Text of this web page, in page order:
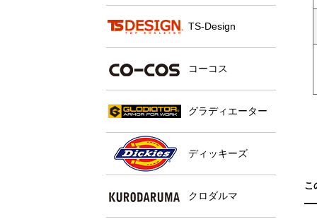
TS-Design
コーコス
グラディエーター
ディッキーズ
クロダルマ
こ